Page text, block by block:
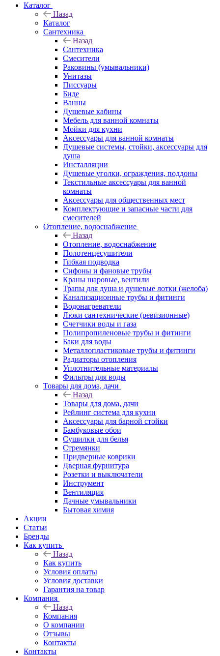
Каталог
Назад
Каталог
Сантехника
Назад
Сантехника
Смесители
Раковины (умывальники)
Унитазы
Писсуары
Биде
Ванны
Душевые кабины
Мебель для ванной комнаты
Мойки для кухни
Аксессуары для ванной комнаты
Душевые системы, стойки, аксессуары для
душа
Инсталляции
Душевые уголки, ограждения, поддоны
Текстильные аксессуары для ванной
комнаты
Аксессуары для общественных мест
Комплектующие и запасные части для
смесителей
Отопление, водоснабжение
Назад
Отопление, водоснабжение
Полотенцесушители
Гибкая подводка
Сифоны и фановые трубы
Краны шаровые, вентили
Трапы для душа и душевые лотки (желоба)
Канализационные трубы и фитинги
Водонагреватели
Люки сантехнические (ревизионные)
Счетчики воды и газа
Полипропиленовые трубы и фитинги
Баки для воды
Металлопластиковые трубы и фитинги
Радиаторы отопления
Уплотнительные материалы
Фильтры для воды
Товары для дома, дачи
Назад
Товары для дома, дачи
Рейлинг система для кухни
Аксессуары для барной стойки
Бамбуковые обои
Сушилки для белья
Стремянки
Придверные коврики
Дверная фурнитура
Розетки и выключатели
Инструмент
Вентиляция
Дачные умывальники
Бытовая химия
Акции
Статьи
Бренды
Как купить
Назад
Как купить
Условия оплаты
Условия доставки
Гарантия на товар
Компания
Назад
Компания
О компании
Отзывы
Контакты
Контакты